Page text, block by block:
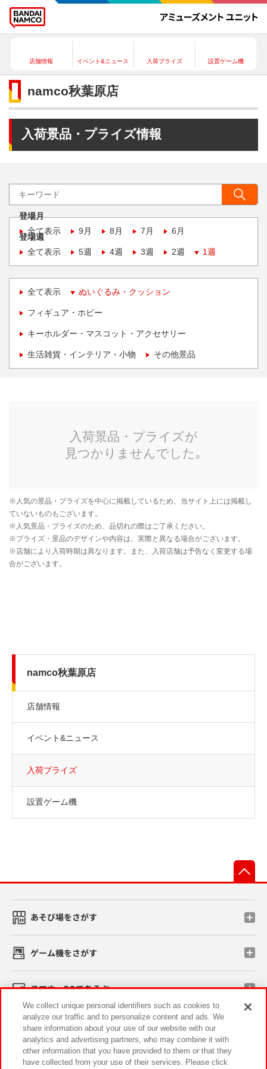
店舗情報 イベント&ニュース 入荷プライズ 設置ゲーム機
namco秋葉原店
入荷景品・プライズ情報
登場月
全て表示
9月 8月 7月 6月
登場週
全て表示
5週 4週 3週 2週 1週
全て表示 ぬいぐるみ・クッション
フィギュア・ホビー
キーホルダー・マスコット・アクセサリー
生活雑貨・インテリア・小物 その他景品
namco秋葉原店
店舗情報
イベント&ニュース
入荷プライズ
設置ゲーム機
あそび場をさがす
ゲーム機をさがす
スマホ・PCであそぶ
イベント・キャンペーン
We collect unique personal identifiers such as cookies to
analyze our traffic and to personalize content and ads. We
share information about your use of our website with our
analytics and advertising partners, who may combine it with
other information that you have provided to them or that they
have collected from your use of their services. Please click